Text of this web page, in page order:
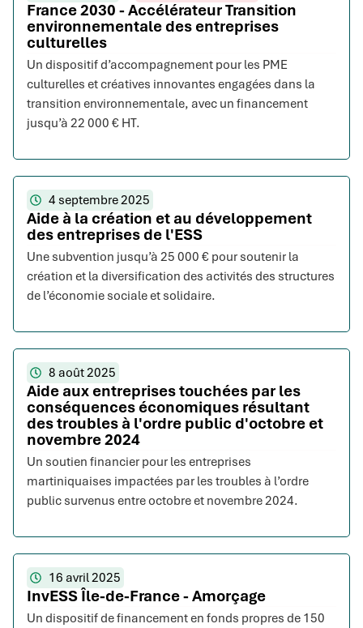
France 2030 - Accélérateur Transition
environnementale des entreprises
culturelles
Un dispositif d’accompagnement pour les PME
culturelles et créatives innovantes engagées dans la
transition environnementale, avec un financement
jusqu’à 22 000 € HT.
4 septembre 2025
Aide à la création et au développement
des entreprises de l'ESS
Une subvention jusqu’à 25 000 € pour soutenir la
création et la diversification des activités des structures
de l’économie sociale et solidaire.
8 août 2025
Aide aux entreprises touchées par les
conséquences économiques résultant
des troubles à l'ordre public d'octobre et
novembre 2024
Un soutien financier pour les entreprises
martiniquaises impactées par les troubles à l’ordre
public survenus entre octobre et novembre 2024.
16 avril 2025
InvESS Île-de-France - Amorçage
Un dispositif de financement en fonds propres de 150